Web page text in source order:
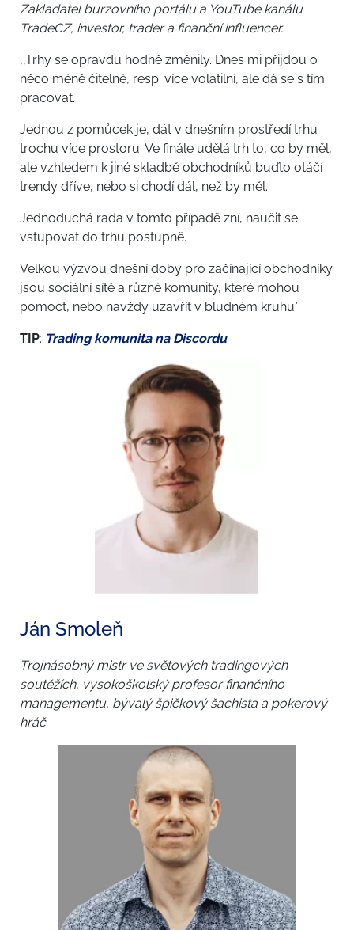
Zakladatel burzovního portálu a YouTube kanálu
TradeCZ, investor, trader a finanční influencer.
,,Trhy se opravdu hodně změnily. Dnes mi přijdou o
něco méně čitelné, resp. více volatilní, ale dá se s tím
pracovat.
Jednou z pomůcek je, dát v dnešním prostředí trhu
trochu více prostoru. Ve finále udělá trh to, co by měl,
ale vzhledem k jiné skladbě obchodníků buďto otáčí
trendy dříve, nebo si chodí dál, než by měl.
Jednoduchá rada v tomto případě zní, naučit se
vstupovat do trhu postupně.
Velkou výzvou dnešní doby pro začínající obchodníky
jsou sociální sítě a různé komunity, které mohou
pomoct, nebo navždy uzavřít v bludném kruhu.’’
TIP: Trading komunita na Discordu
Ján Smoleň
Trojnásobný mistr ve světových tradingových
soutěžích, vysokoškolský profesor finančního
managementu, bývalý špičkový šachista a pokerový
hráč